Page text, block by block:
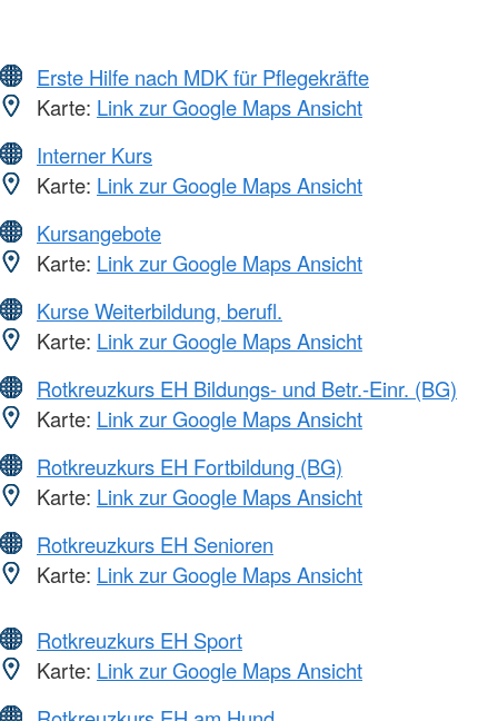
Erste Hilfe nach MDK für Pflegekräfte
Karte: Link zur Google Maps Ansicht
Interner Kurs
Karte: Link zur Google Maps Ansicht
Kursangebote
Karte: Link zur Google Maps Ansicht
Kurse Weiterbildung, berufl.
Karte: Link zur Google Maps Ansicht
Rotkreuzkurs EH Bildungs- und Betr.-Einr. (BG)
Karte: Link zur Google Maps Ansicht
Rotkreuzkurs EH Fortbildung (BG)
Karte: Link zur Google Maps Ansicht
Rotkreuzkurs EH Senioren
Karte: Link zur Google Maps Ansicht
Rotkreuzkurs EH Sport
Karte: Link zur Google Maps Ansicht